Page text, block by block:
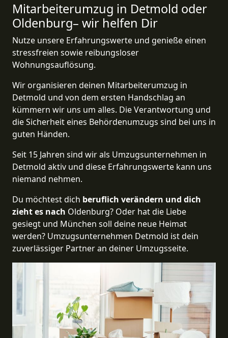
Mitarbeiterumzug in Detmold oder
Oldenburg– wir helfen Dir
Nutze unsere Erfahrungswerte und genieße einen
stressfreien sowie reibungsloser
Wohnungsauflösung.
Wir organisieren deinen Mitarbeiterumzug in
Detmold und von dem ersten Handschlag an
kümmern wir uns um alles. Die Verantwortung und
die Sicherheit eines Behördenumzugs sind bei uns in
guten Händen.
Seit 15 Jahren sind wir als Umzugsunternehmen in
Detmold aktiv und diese Erfahrungswerte kann uns
niemand nehmen.
Du möchtest dich beruflich verändern und dich
zieht es nach Oldenburg? Oder hat die Liebe
gesiegt und München soll deine neue Heimat
werden? Umzugsunternehmen Detmold ist dein
zuverlässiger Partner an deiner Umzugsseite.